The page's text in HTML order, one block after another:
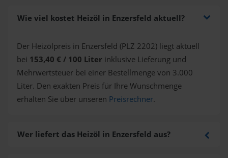
Wie viel kostet Heizöl in Enzersfeld aktuell?
Der Heizölpreis in Enzersfeld (PLZ 2202) liegt aktuell
bei 153,40 € / 100 Liter inklusive Lieferung und
Mehrwertsteuer bei einer Bestellmenge von 3.000
Liter. Den exakten Preis für Ihre Wunschmenge
erhalten Sie über unseren Preisrechner.
Wer liefert das Heizöl in Enzersfeld aus?